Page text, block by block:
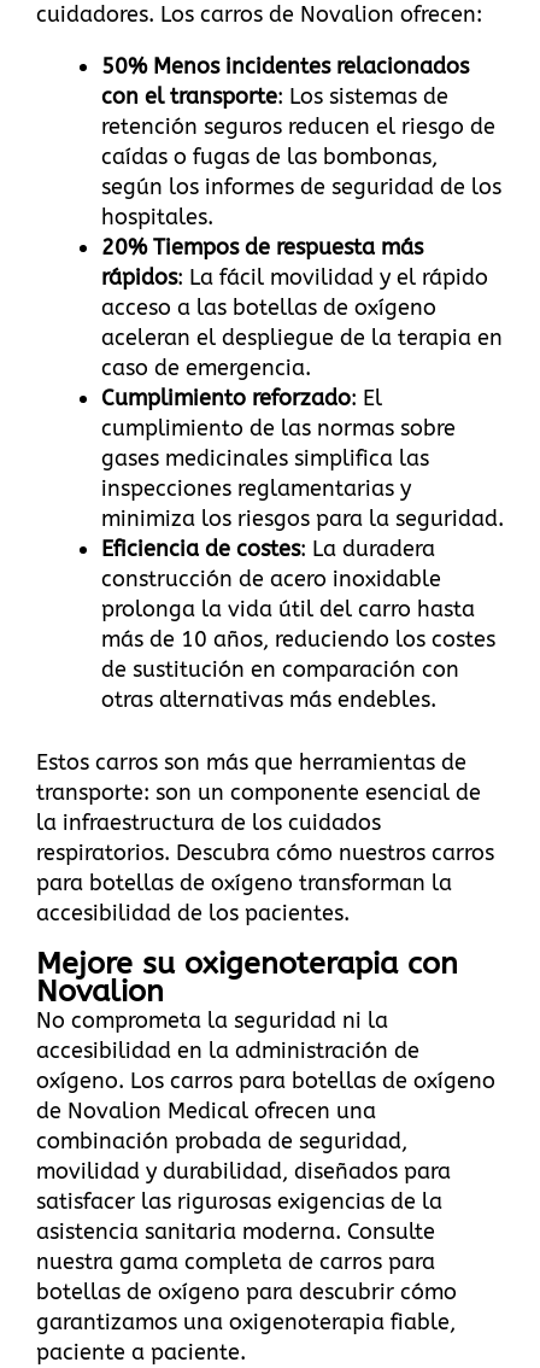
cuidadores. Los carros de Novalion ofrecen:
50% Menos incidentes relacionados
con el transporte: Los sistemas de
retención seguros reducen el riesgo de
caídas o fugas de las bombonas,
según los informes de seguridad de los
hospitales.
20% Tiempos de respuesta más
rápidos: La fácil movilidad y el rápido
acceso a las botellas de oxígeno
aceleran el despliegue de la terapia en
caso de emergencia.
Cumplimiento reforzado: El
cumplimiento de las normas sobre
gases medicinales simplifica las
inspecciones reglamentarias y
minimiza los riesgos para la seguridad.
Eficiencia de costes: La duradera
construcción de acero inoxidable
prolonga la vida útil del carro hasta
más de 10 años, reduciendo los costes
de sustitución en comparación con
otras alternativas más endebles.
Estos carros son más que herramientas de
transporte: son un componente esencial de
la infraestructura de los cuidados
respiratorios. Descubra cómo nuestros carros
para botellas de oxígeno transforman la
accesibilidad de los pacientes.
Mejore su oxigenoterapia con
Novalion
No comprometa la seguridad ni la
accesibilidad en la administración de
oxígeno. Los carros para botellas de oxígeno
de Novalion Medical ofrecen una
combinación probada de seguridad,
movilidad y durabilidad, diseñados para
satisfacer las rigurosas exigencias de la
asistencia sanitaria moderna. Consulte
nuestra gama completa de carros para
botellas de oxígeno para descubrir cómo
garantizamos una oxigenoterapia fiable,
paciente a paciente.